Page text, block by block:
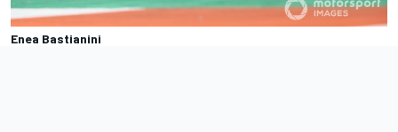
Enea Bastianini